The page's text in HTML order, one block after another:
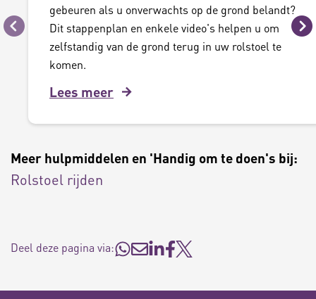
Vorige
gebeuren als u onverwachts op de grond belandt?
Dit stappenplan en enkele video's helpen u om
zelfstandig van de grond terug in uw rolstoel te
komen.
Lees meer
Meer hulpmiddelen en 'Handig om te doen's bij:
Rolstoel rijden
Deel deze pagina via: